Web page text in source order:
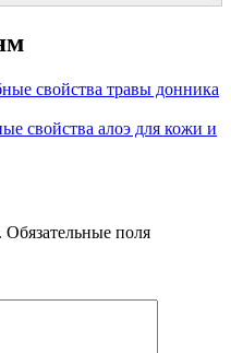
свойства травы донника
свойства алоэ для кожи и
Обязательные поля